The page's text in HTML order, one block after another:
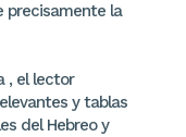
precisamente la
, el lector
y tablas
del Hebreo y